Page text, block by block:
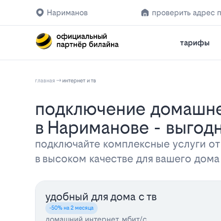
Нариманов проверить адрес
тарифы
главная интернет и тв
Подключение домашнего интернета и телевидения Билайн
в Нариманове -
подключайте комплексные услуги
в высоком качестве для вашего
удобный для дома с тв
-50% на 2 месяца